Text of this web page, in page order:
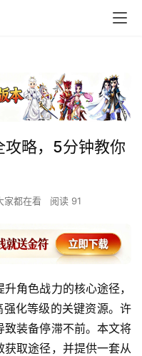
攻略，5分钟教你
家都在看 阅读 91
角色战力的核心途径，
化等级的关键资源。许
致装备停滞不前。本文将
取途径，并提供一套从